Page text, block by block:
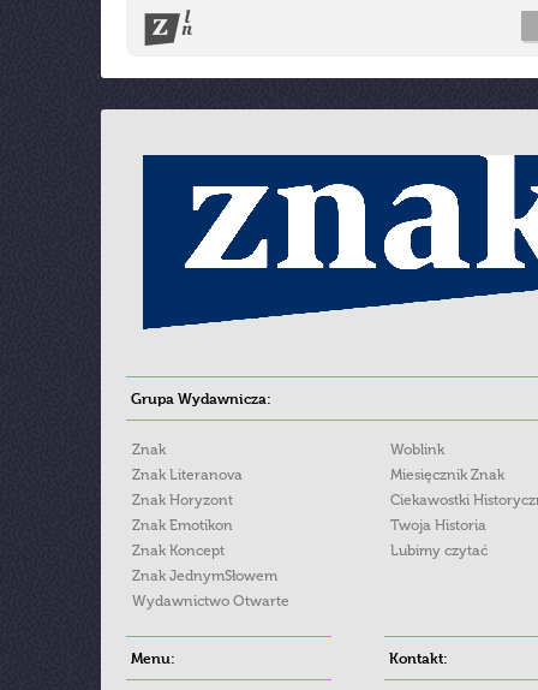
Grupa Wydawnicza:
Znak
Znak Literanova
Znak Horyzont
Znak Emotikon
Znak Koncept
Znak JednymSłowem
Wydawnictwo Otwarte
Woblink
Miesięcznik Znak
Ciekawostki
Twoja Historia
Lubimy czytać
Menu: Kontakt: